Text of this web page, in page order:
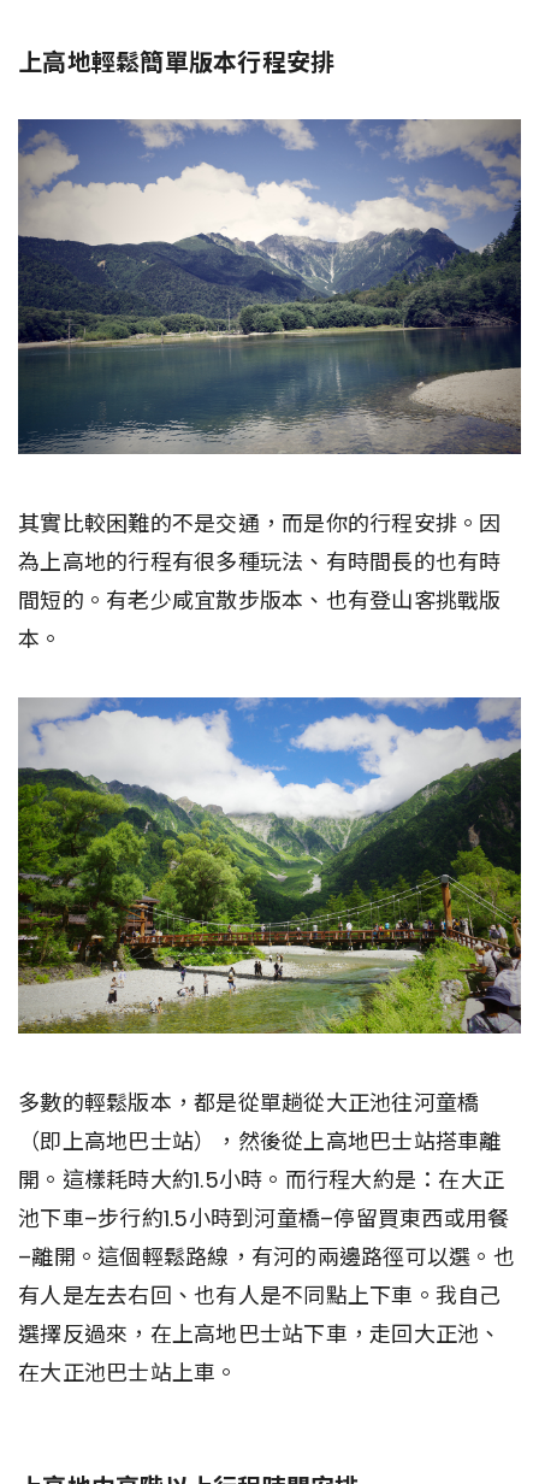
上高地輕鬆簡單版本行程安排
其實比較困難的不是交通，而是你的行程安排。因
為上高地的行程有很多種玩法、有時間長的也有時
間短的。有老少咸宜散步版本、也有登山客挑戰版
本。
多數的輕鬆版本，都是從單趟從大正池往河童橋
（即上高地巴士站），然後從上高地巴士站搭車離
開。這樣耗時大約1.5小時。而行程大約是：在大正
池下車–步行約1.5小時到河童橋–停留買東西或用餐
–離開。這個輕鬆路線，有河的兩邊路徑可以選。也
有人是左去右回、也有人是不同點上下車。我自己
選擇反過來，在上高地巴士站下車，走回大正池、
在大正池巴士站上車。